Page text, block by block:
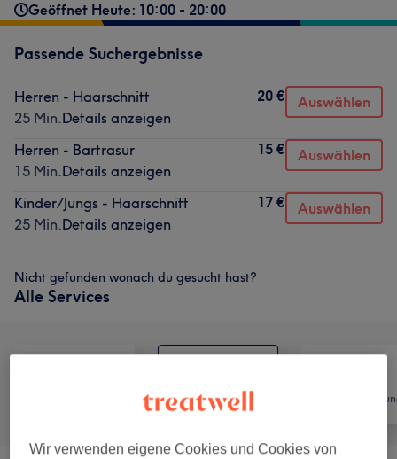
Geöffnet Heute: 10:00 - 20:00
Passende Suchergebnisse
Herren - Haarschnitt
25 Min.Details anzeigen
20 € Auswählen
Herren - Bartrasur
15 Min.Details anzeigen
15 € Auswählen
Kinder/Jungs - Haarschnitt
25 Min.Details anzeigen
17 € Auswählen
Nicht gefunden wonach du gesucht hast?
Alle Services
Friseur
Wir verwenden eigene Cookies und Cookies von